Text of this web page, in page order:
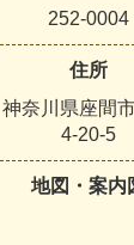
252-0004
住所
神奈川県座間
4-20-5
地図・案内